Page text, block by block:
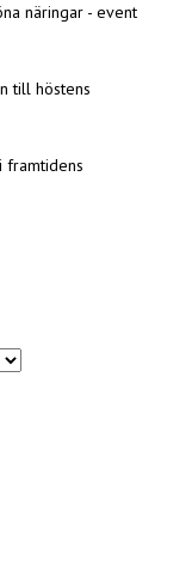
näringar - event
till höstens
framtidens